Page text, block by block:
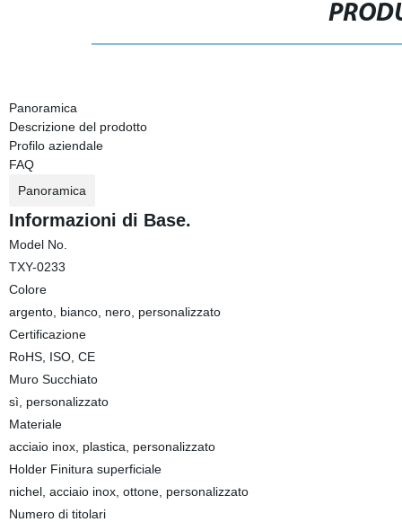
Panoramica
Descrizione del prodotto
Profilo aziendale
FAQ
Panoramica
Informazioni di Base.
Model No.
TXY-0233
Colore
argento, bianco, nero, personalizzato
Certificazione
RoHS, ISO, CE
Muro Succhiato
sì, personalizzato
Materiale
acciaio inox, plastica, personalizzato
Holder Finitura superficiale
nichel, acciaio inox, ottone, personalizzato
Numero di titolari